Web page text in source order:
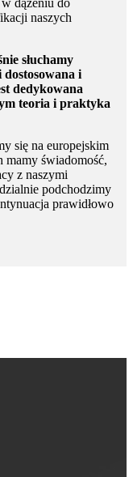
dążeniu do
naszych
słuchamy
dostosowana i
dedykowana
teoria i praktyka
się na europejskim
mamy świadomość,
z naszymi
podchodzimy
prawidłowo